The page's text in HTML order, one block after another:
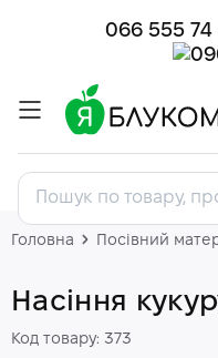
066 555 74
Головна Посівний
Насіння
Код товару: 373